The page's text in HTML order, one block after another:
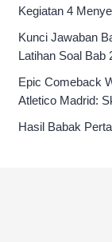
Kegiatan 4
Kunci Jawaban
Latihan Soal Bab
Epic Comeback
Atletico Madrid:
Hasil Babak